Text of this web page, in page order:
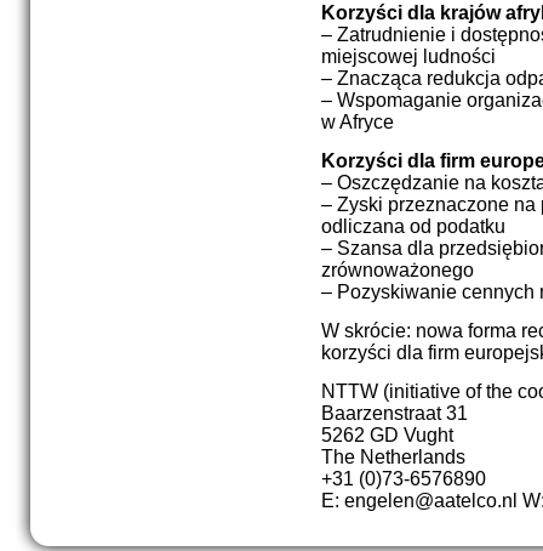
Korzyści dla krajów
– Zatrudnienie i
miejscowej ludności
– Znacząca redukcja
– Wspomaganie
w Afryce
Korzyści dla firm
– Oszczędzanie na
– Zyski przeznaczone
odliczana od podatku
– Szansa dla
zrównoważonego
– Pozyskiwanie
W skrócie: nowa forma
korzyści dla firm
NTTW (initiative of the
Baarzenstraat 31
5262 GD Vught
The Netherlands
+31 (0)73-6576890
E: engelen@aatelco.nl